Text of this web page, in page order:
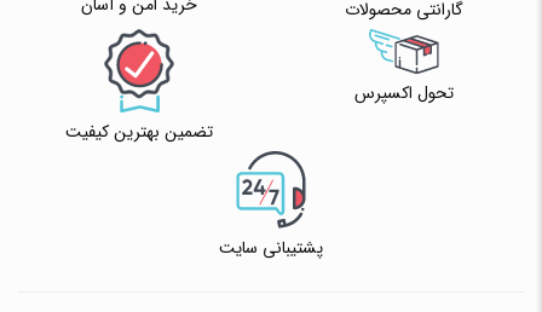
گارانتی محصولات
تحول اکسپرس
تضمین بهترین کیفیت
پشتیبانی سایت